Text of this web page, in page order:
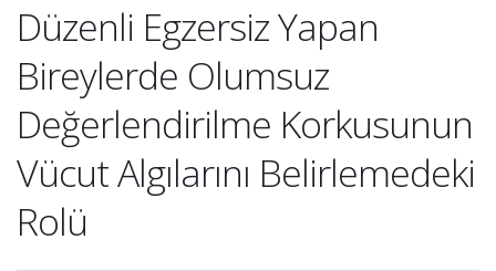
Düzenli Egzersiz Yapan
Bireylerde Olumsuz
Değerlendirilme Korkusunun
Vücut Algılarını Belirlemedeki
Rolü